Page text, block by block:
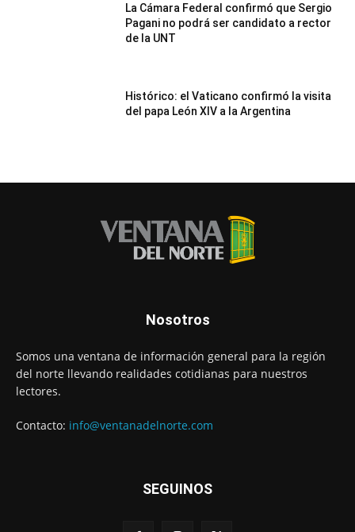
La Cámara Federal confirmó que Sergio
Pagani no podrá ser candidato a rector
de la UNT
Histórico: el Vaticano confirmó la visita
del papa León XIV a la Argentina
Nosotros
Somos una ventana de información general para la región
del norte llevando realidades cotidianas para nuestros
lectores.
Contacto: info@ventanadelnorte.com
SEGUINOS